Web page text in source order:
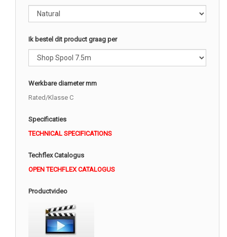
Ik bestel dit product graag per
Werkbare diameter mm
Rated/Klasse C
Specificaties
TECHNICAL SPECIFICATIONS
Techflex Catalogus
OPEN TECHFLEX CATALOGUS
Productvideo